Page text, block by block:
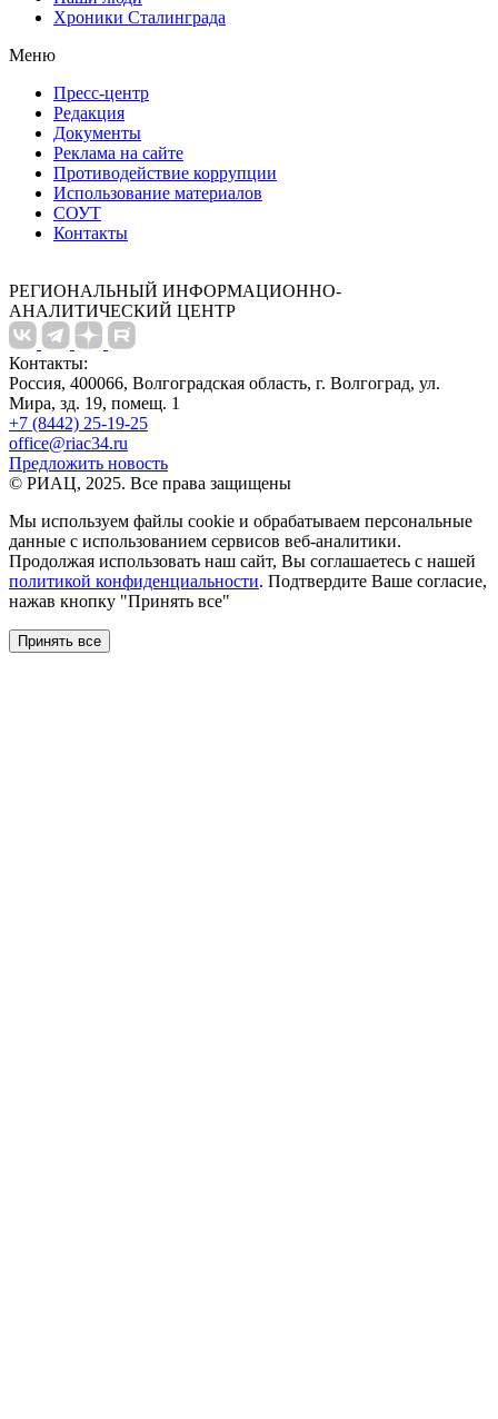
Хроники Сталинграда
Меню
Пресс-центр
Редакция
Документы
Реклама на сайте
Противодействие коррупции
Использование материалов
СОУТ
Контакты
РЕГИОНАЛЬНЫЙ ИНФОРМАЦИОННО-
АНАЛИТИЧЕСКИЙ ЦЕНТР
Контакты:
Россия, 400066, Волгоградская область, г. Волгоград, ул.
Мира, зд. 19, помещ. 1
+7 (8442) 25-19-25
office@riac34.ru
Предложить новость
© РИАЦ, 2025. Все права защищены
Мы используем файлы сookie и обрабатываем персональные
данные с использованием сервисов веб-аналитики.
Продолжая использовать наш сайт, Вы соглашаетесь с нашей
политикой конфиденциальности. Подтвердите Ваше согласие,
нажав кнопку "Принять все"
Принять все